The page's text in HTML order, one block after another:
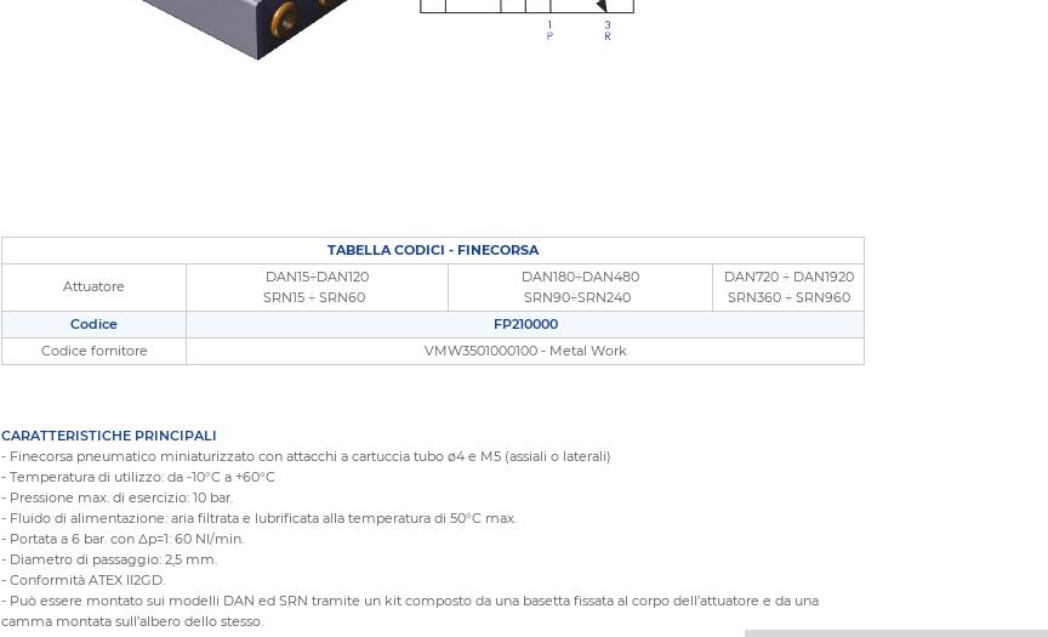
TABELLA CODICI - FINECORSA
Attuatore
DAN15÷DAN120
SRN15 ÷ SRN60
DAN180÷DAN480
SRN90÷SRN240
DAN720 ÷ DAN1920
SRN360 ÷ SRN960
Codice
FP210000
Codice fornitore
VMW3501000100 - Metal Work
CARATTERISTICHE PRINCIPALI
- Finecorsa pneumatico miniaturizzato con attacchi a cartuccia tubo ø4 e M5 (assiali o laterali)
- Temperatura di utilizzo: da -10°C a +60°C
- Pressione max. di esercizio: 10 bar.
- Fluido di alimentazione: aria filtrata e lubrificata alla temperatura di 50°C max.
- Portata a 6 bar. con ∆p=1: 60 Nl/min.
- Diametro di passaggio: 2,5 mm.
- Conformità ATEX II2GD.
- Può essere montato sui modelli DAN ed SRN tramite un kit composto da una basetta fissata al corpo dell’attuatore e da una
camma montata sull’albero dello stesso.